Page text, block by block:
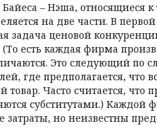
Байеса – Нэша, относящиеся
на две части. В
задача ценовой
есть каждая фирма
Это следующий по
где предполагается, что
товар. Часто считается,
субститутами.) Каждой
затраты, но неизвестны